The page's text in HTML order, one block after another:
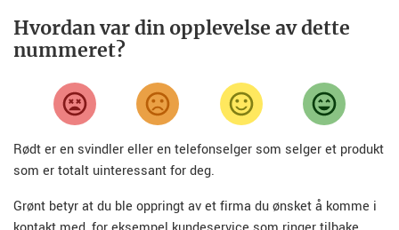
Hvordan var din opplevelse av dette
nummeret?
Rødt er en svindler eller en telefonselger som selger et produkt
som er totalt uinteressant for deg.
Grønt betyr at du ble oppringt av et firma du ønsket å komme i